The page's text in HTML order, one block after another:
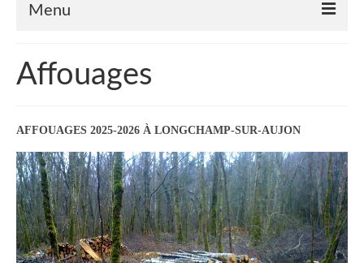
Menu
Infos pratiques
Présentation de la commune
Accueil en mairie
Longchamp-sur-Aujon en cartes postales
Accès / Transports
Tourisme
Affouages
AFFOUAGES 2025-2026 À LONGCHAMP-SUR-AUJON